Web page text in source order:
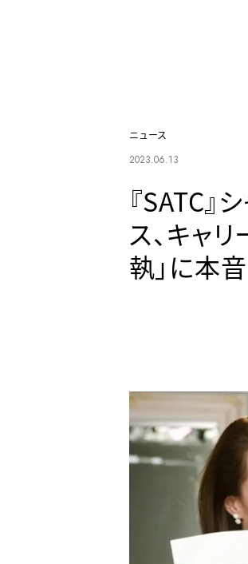
ニュース
2023.06.13
『SATC』
ス、キャ
執」に本